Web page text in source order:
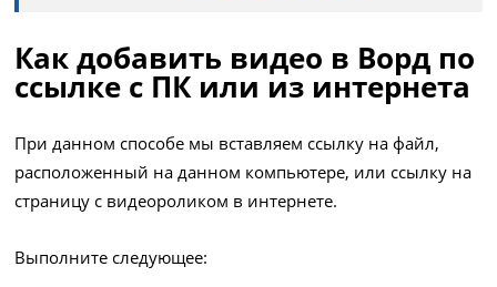
Как добавить видео в Ворд по
ссылке с ПК или из интернета
При данном способе мы вставляем ссылку на файл,
расположенный на данном компьютере, или ссылку на
страницу с видеороликом в интернете.
Выполните следующее: